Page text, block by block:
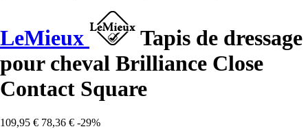
LeMieux
Tapis de dressage
pour cheval Brilliance Close
Contact Square
109,95 € 78,36 € -29%